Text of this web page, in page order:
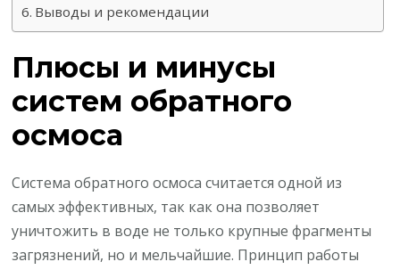
Выводы и рекомендации
Плюсы и минусы
систем обратного
осмоса
Система обратного осмоса считается одной из
самых эффективных, так как она позволяет
уничтожить в воде не только крупные фрагменты
загрязнений, но и мельчайшие. Принцип работы